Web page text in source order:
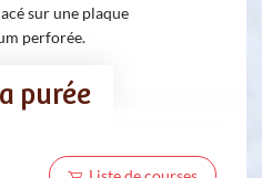
sur une plaque
perforée.
purée